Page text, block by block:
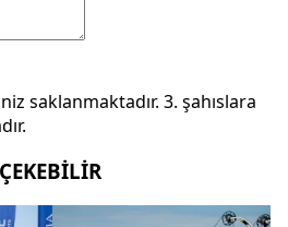
saklanmaktadır. 3. şahıslara